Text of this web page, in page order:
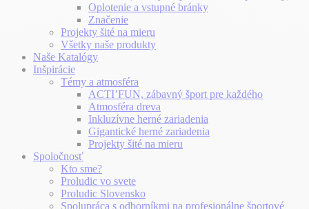
Oplotenie a vstupné bránky
Značenie
Projekty šité na mieru
Všetky naše produkty
Naše Katalógy
Inšpirácie
Témy a atmosféra
ACTI’FUN, zábavný šport pre každého
Atmosféra dreva
Inkluzívne herné zariadenia
Gigantické herné zariadenia
Projekty šité na mieru
Spoločnosť
Kto sme?
Proludic vo svete
Proludic Slovensko
Spolupráca s odborníkmi na profesionálne športové